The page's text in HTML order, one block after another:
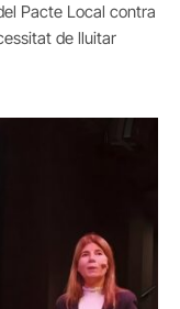
Pacte Local contra
de lluitar